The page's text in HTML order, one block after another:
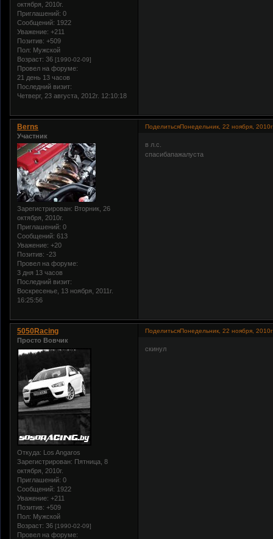
октября, 2010г.
Приглашений: 0
Сообщений: 1922
Уважение: +211
Позитив: +509
Пол: Мужской
Возраст: 36 [1990-02-09]
Провел на форуме:
21 день 13 часов
Последний визит:
Четверг, 23 августа, 2012г. 12:10:18
ПоделитьсяПонедельник, 22 ноября,
Berns
Участник
Зарегистрирован: Вторник, 26
октября, 2010г.
Приглашений: 0
Сообщений: 613
Уважение: +20
Позитив: -23
Провел на форуме:
3 дня 13 часов
Последний визит:
Воскресенье, 13 ноября, 2011г.
16:25:56
в л.с.
спасибапажалуста
ПоделитьсяПонедельник, 22 ноября,
5050Racing
Просто Вовчик
Откуда: Los Angaros
Зарегистрирован: Пятница, 8
октября, 2010г.
Приглашений: 0
Сообщений: 1922
Уважение: +211
Позитив: +509
Пол: Мужской
Возраст: 36 [1990-02-09]
Провел на форуме:
скинул